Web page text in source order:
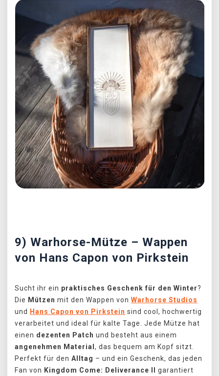
9) Warhorse-Mütze – Wappen
von Hans Capon von Pirkstein
Sucht ihr ein praktisches Geschenk für den Winter?
Die Mützen mit den Wappen von Warhorse Studios
und
Hans Capon von Pirkstein sind cool, hochwertig
verarbeitet und ideal für kalte Tage. Jede Mütze hat
einen dezenten Patch und besteht aus einem
angenehmen Material , das bequem am Kopf sitzt.
Perfekt für den Alltag – und ein Geschenk, das jeden
Fan von Kingdom Come: Deliverance II
garantiert